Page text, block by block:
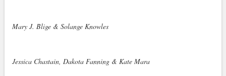
Mary J. Blige & Solange Knowles
Jessica Chastain, Dakota Fanning & Kate Mara